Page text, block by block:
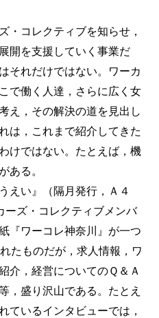
コレクティブを知らせ，
開を支援していく事業だ
それだけではない。ワーカ
で働く人達，さらに広く女
え，その解決の道を見出し
は，これまで紹介してきた
けではない。たとえば，機
ある。
えい』（隔月発行，Ａ４
ーズ・コレクティブメンバ
『ワーコレ神奈川』が一つ
たものだが，求人情報，ワ
介，経営についてのＱ＆Ａ
，盛り沢山である。たとえ
ているインタビューでは，